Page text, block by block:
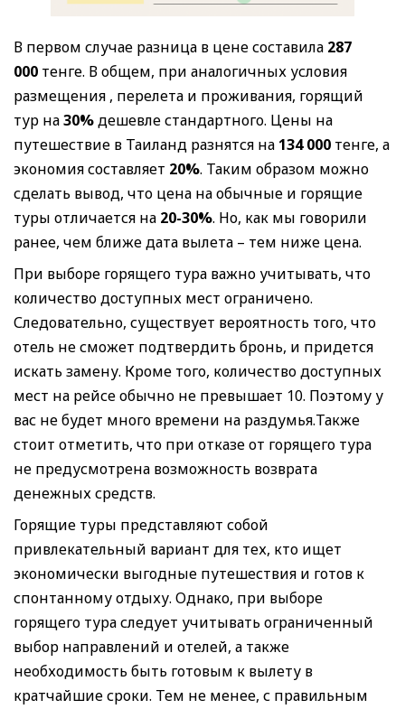
В первом случае разница в цене составила 287
000 тенге. В общем, при аналогичных условия
размещения , перелета и проживания, горящий
тур на30%дешевле стандартного. Цены на
путешествие в Таиланд разнятся на 134 000 тенге, а
экономия составляет 20%. Таким образом можно
сделать вывод, что цена на обычные и горящие
туры отличается на 20-30%. Но, как мы говорили
ранее, чем ближе дата вылета – тем ниже цена.
При выборе горящего тура важно учитывать, что
количество доступных мест ограничено.
Следовательно, существует вероятность того, что
отель не сможет подтвердить бронь, и придется
искать замену. Кроме того, количество доступных
мест на рейсе обычно не превышает 10. Поэтому у
вас не будет много времени на раздумья.Также
стоит отметить, что при отказе от горящего тура
не предусмотрена возможность возврата
денежных средств.
Горящие туры представляют собой
привлекательный вариант для тех, кто ищет
экономически выгодные путешествия и готов к
спонтанному отдыху. Однако, при выборе
горящего тура следует учитывать ограниченный
выбор направлений и отелей, а также
необходимость быть готовым к вылету в
кратчайшие сроки. Тем не менее, с правильным